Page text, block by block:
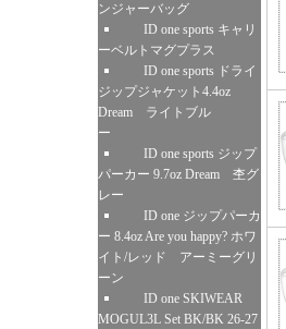
ンジャーバッグ
ID one sports キャリ
ーベルトマグプラス
ID one sports ドライ
ジップジャケット4.4oz
Dream ライトブル
ー
ID one sports ジップ
パーカー 9.7oz Dream 杢グ
レー
ID one ジップパーカ
ー 8.4oz Are you happy? ホワ
イト/レッド アーミーグリ
ーン
ID one SKIWEAR
MOGUL3L Set BK/BK 26-27